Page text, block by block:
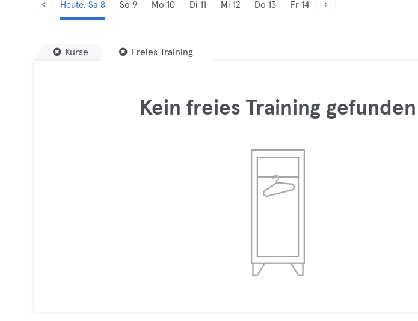
Heute, Sa 8 So 9 Mo 10 Di 11 Mi 12 Do 13 Fr 14
Kurse Freies Training
Kein freies Training gefunden